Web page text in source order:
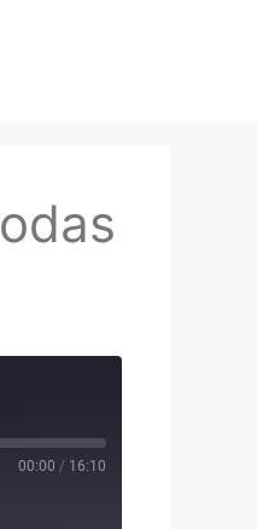
00:00 / 16:10